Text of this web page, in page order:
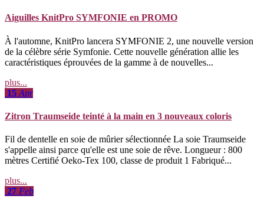
Aiguilles KnitPro SYMFONIE en PROMO
À l'automne, KnitPro lancera SYMFONIE 2, une nouvelle version
de la célèbre série Symfonie. Cette nouvelle génération allie les
caractéristiques éprouvées de la gamme à de nouvelles...
plus...
15 Apr
Zitron Traumseide teinté à la main en 3 nouveaux coloris
Fil de dentelle en soie de mûrier sélectionnée La soie Traumseide
s'appelle ainsi parce qu'elle est une soie de rêve. Longueur : 800
mètres Certifié Oeko-Tex 100, classe de produit 1 Fabriqué...
plus...
27 Feb